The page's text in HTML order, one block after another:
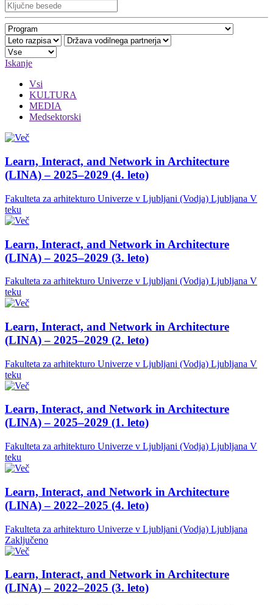
Iskanje
Vsi
KULTURA
MEDIA
Medsektorski
Learn, Interact, and Network in Architecture
(LINA) – 2025–2029 (4. leto)
Fakulteta za arhitekturo Univerze v Ljubljani (Vodja) Ljubljana V
teku
Learn, Interact, and Network in Architecture
(LINA) – 2025–2029 (3. leto)
Fakulteta za arhitekturo Univerze v Ljubljani (Vodja) Ljubljana V
teku
Learn, Interact, and Network in Architecture
(LINA) – 2025–2029 (2. leto)
Fakulteta za arhitekturo Univerze v Ljubljani (Vodja) Ljubljana V
teku
Learn, Interact, and Network in Architecture
(LINA) – 2025–2029 (1. leto)
Fakulteta za arhitekturo Univerze v Ljubljani (Vodja) Ljubljana V
teku
Learn, Interact, and Network in Architecture
(LINA) – 2022–2025 (4. leto)
Fakulteta za arhitekturo Univerze v Ljubljani (Vodja) Ljubljana
Zaključeno
Learn, Interact, and Network in Architecture
(LINA) – 2022–2025 (3. leto)